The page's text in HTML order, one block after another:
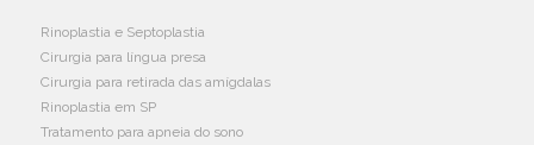
Rinoplastia e Septoplastia
Cirurgia para língua presa
Cirurgia para retirada das amígdalas
Rinoplastia em SP
Tratamento para apneia do sono